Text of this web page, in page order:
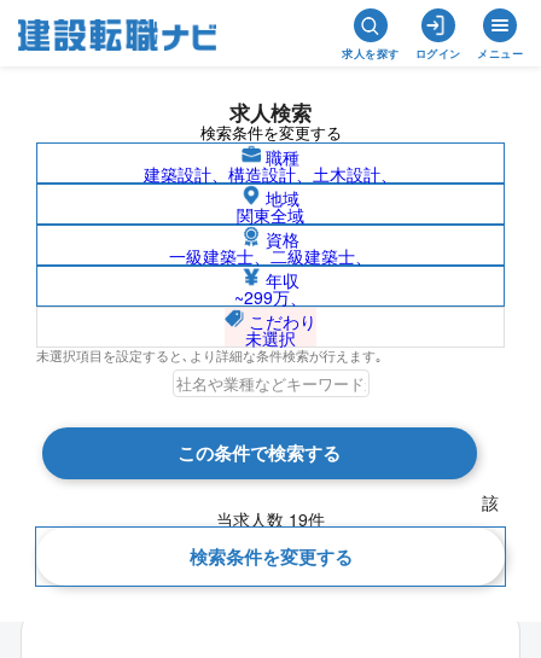
求人を探す ログイン メニュー
求人検索
検索条件を変更する
職種
建築設計、構造設計、土木設計、
地域
関東全域
資格
一級建築士、二級建築士、
年収
~299万、
こだわり
未選択
未選択項目を設定すると､より詳細な条件検索が行えます｡
この条件で検索する
該
当求人数 19件
検索条件を変更する
1級電気工事施工管理技士/群馬県の求人検
索結果一覧
新着順